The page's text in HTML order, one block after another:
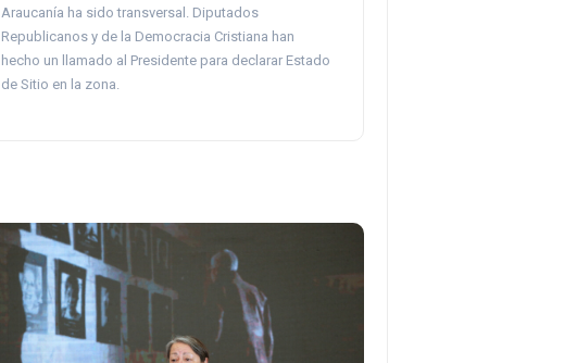
Araucanía ha sido transversal. Diputados
Republicanos y de la Democracia Cristiana han
hecho un llamado al Presidente para declarar Estado
de Sitio en la zona.